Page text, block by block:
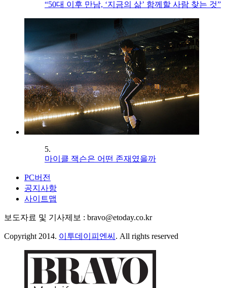
“50대 이후 만남, ‘지금의 삶’ 함께할 사람 찾는 것”
5.
마이클 잭슨은 어떤 존재였을까
PC버전
공지사항
사이트맵
보도자료 및 기사제보 : bravo@etoday.co.kr
Copyright 2014. 이투데이피엔씨 . All rights reserved